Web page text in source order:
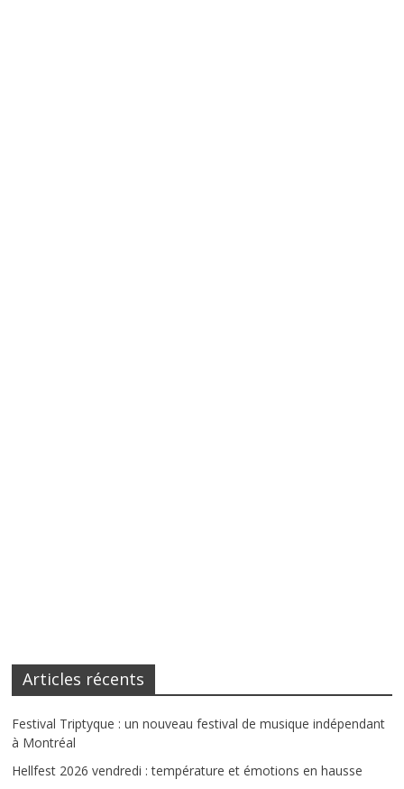
Articles récents
Festival Triptyque : un nouveau festival de musique indépendant
à Montréal
Hellfest 2026 vendredi : température et émotions en hausse